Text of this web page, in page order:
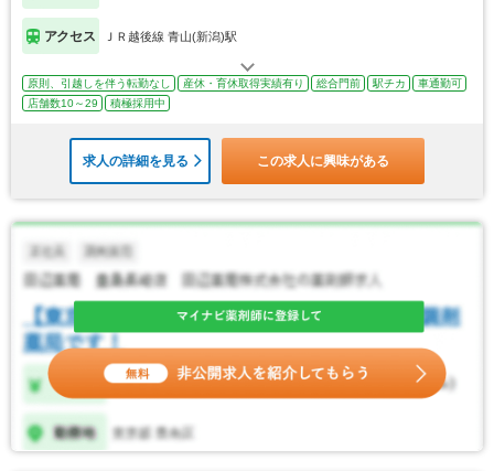
アクセス ＪＲ越後線 青山(新潟)駅
原則、引越しを伴う転勤なし 産休・育休取得実績有り 総合門前 駅チカ
車通勤可
店舗数10～29
積極採用中
求人の詳細を見る この求人に興味がある